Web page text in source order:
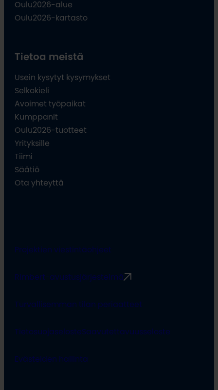
Oulu2026-alue
Oulu2026-kartasto
Tietoa meistä
Usein kysytyt kysymykset
Selkokieli
Avoimet työpaikat
Kumppanit
Oulu2026-tuotteet
Yrityksille
Tiimi
Säätiö
Ota yhteyttä
Projektien viestintäohjeet
Rimbert-avustusjärjestelmä
Turvallisemman tilan periaatteet
TietosuojaselosteSaavutettavuusseloste
Evästeiden hallinta